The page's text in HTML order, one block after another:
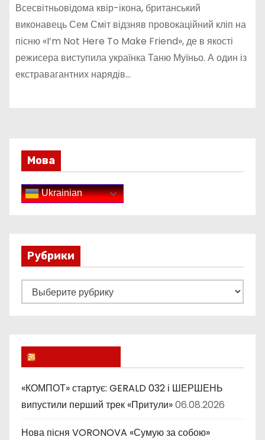
Всесвітньовідома квір-ікона, британський
виконавець Сем Сміт відзняв провокаційний кліп на
пісню «I’m Not Here To Make Friend», де в якості
режисера виступила українка Таню Муїньо. А один із
екстравагантних нарядів…
Мова
Ukrainian
Рубрики
у
к
и
«КОМПОТ» стартує: GERALD 032 і ШЕРШЕНЬ
випустили перший трек «Притули»06.08.2026
Нова пісня VORONOVA «Сумую за собою»